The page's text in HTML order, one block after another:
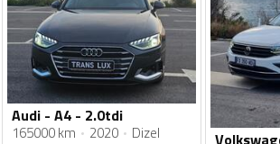
Audi - A4 - 2.0tdi
165000 km 2020 Dizel